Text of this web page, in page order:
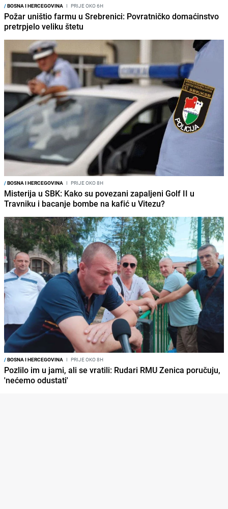
/BOSNA I HERCEGOVINA I PRIJE OKO 6H
Požar uništio farmu u Srebrenici: Povratničko domaćinstvo
pretrpjelo veliku štetu
/BOSNA I HERCEGOVINA I PRIJE OKO 8H
Misterija u SBK: Kako su povezani zapaljeni Golf II u
Travniku i bacanje bombe na kafić u Vitezu?
/BOSNA I HERCEGOVINA I PRIJE OKO 8H
Pozlilo im u jami, ali se vratili: Rudari RMU Zenica poručuju,
'nećemo odustati'